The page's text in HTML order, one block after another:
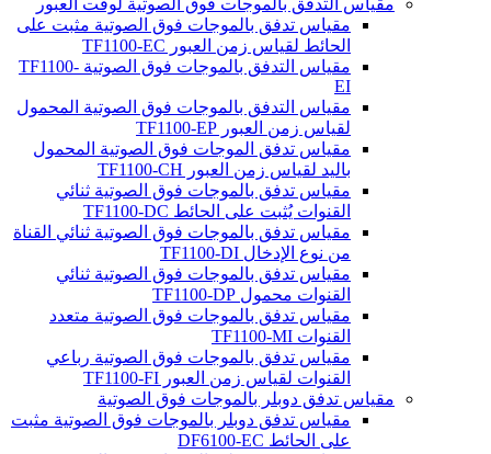
مقياس تدفق بالموجات فوق الصوتية مثبت على
الحائط لقياس زمن العبور TF1100-EC
مقياس التدفق بالموجات فوق الصوتية TF1100-
EI
مقياس التدفق بالموجات فوق الصوتية المحمول
لقياس زمن العبور TF1100-EP
مقياس تدفق الموجات فوق الصوتية المحمول
باليد لقياس زمن العبور TF1100-CH
مقياس تدفق بالموجات فوق الصوتية ثنائي
القنوات يُثبت على الحائط TF1100-DC
مقياس تدفق بالموجات فوق الصوتية ثنائي القناة
من نوع الإدخال TF1100-DI
مقياس تدفق بالموجات فوق الصوتية ثنائي
القنوات محمول TF1100-DP
مقياس تدفق بالموجات فوق الصوتية متعدد
القنوات TF1100-MI
مقياس تدفق بالموجات فوق الصوتية رباعي
القنوات لقياس زمن العبور TF1100-FI
مقياس تدفق دوبلر بالموجات فوق الصوتية
مقياس تدفق دوبلر بالموجات فوق الصوتية مثبت
على الحائط DF6100-EC